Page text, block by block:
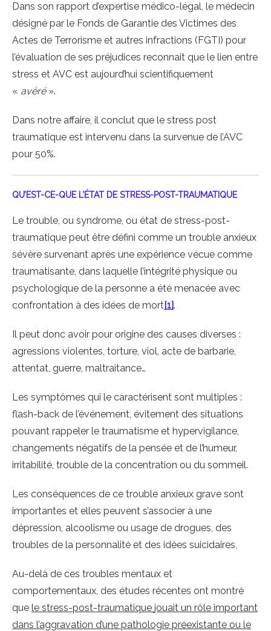
Dans son rapport d’expertise médico-légal, le médecin
désigné par le Fonds de Garantie des Victimes des
Actes de Terrorisme et autres infractions (FGTI) pour
l’évaluation de ses préjudices reconnait que le lien entre
stress et AVC est aujourd’hui scientifiquement
« avéré».
Dans notre affaire, il conclut que le stress post
traumatique est intervenu dans la survenue de l’AVC
pour 50%.
QU’EST-CE-QUE L’ÉTAT DE STRESS-POST-TRAUMATIQUE
Le trouble, ou syndrome, ou état de stress-post-
traumatique peut être défini comme un trouble anxieux
sévère survenant après une expérience vécue comme
traumatisante, dans laquelle l’intégrité physique ou
psychologique de la personne a été menacée avec
confrontation à des idées de mort[1].
Il peut donc avoir pour origine des causes diverses :
agressions violentes, torture, viol, acte de barbarie,
attentat, guerre, maltraitance…
Les symptômes qui le caractérisent sont multiples :
flash-back de l’événement, évitement des situations
pouvant rappeler le traumatisme et hypervigilance,
changements négatifs de la pensée et de l’humeur,
irritabilité, trouble de la concentration ou du sommeil.
Les conséquences de ce trouble anxieux grave sont
importantes et elles peuvent s’associer à une
dépression, alcoolisme ou usage de drogues, des
troubles de la personnalité et des idées suicidaires,
Au-delà de ces troubles mentaux et
comportementaux, des études récentes ont montré
que le stress-post-traumatique jouait un rôle important
dans l’aggravation d’une pathologie préexistante ou le